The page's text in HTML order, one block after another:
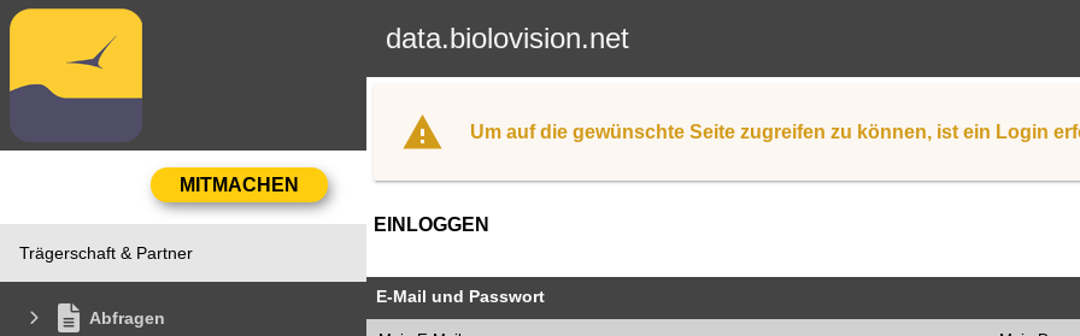
data.biolovision.net
Trägerschaft & Partner
Abfragen
Um auf die gewünschte Seite zugreifen zu können, ist ein Login
EINLOGGEN
E-Mail und Passwort